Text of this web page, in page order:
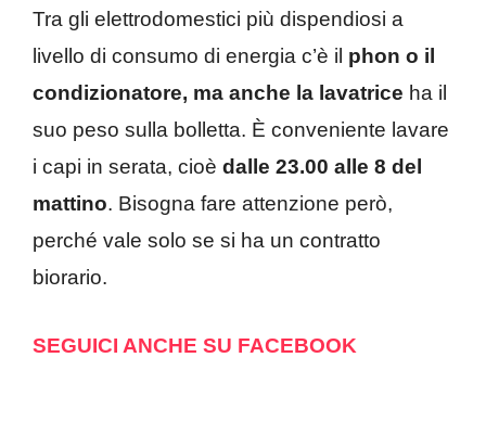
Tra gli elettrodomestici più dispendiosi a
livello di consumo di energia c’è il phon o il
condizionatore, ma anche la lavatrice ha il
suo peso sulla bolletta. È conveniente lavare
i capi in serata, cioè dalle 23.00 alle 8 del
mattino. Bisogna fare attenzione però,
perché vale solo se si ha un contratto
biorario.
SEGUICI ANCHE SU FACEBOOK